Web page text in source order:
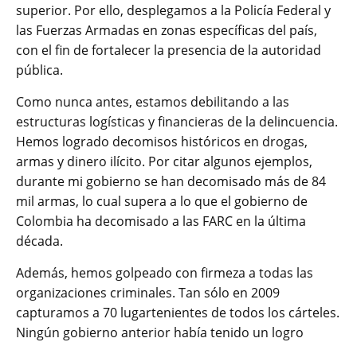
superior. Por ello, desplegamos a la Policía Federal y
las Fuerzas Armadas en zonas específicas del país,
con el fin de fortalecer la presencia de la autoridad
pública.
Como nunca antes, estamos debilitando a las
estructuras logísticas y financieras de la delincuencia.
Hemos logrado decomisos históricos en drogas,
armas y dinero ilícito. Por citar algunos ejemplos,
durante mi gobierno se han decomisado más de 84
mil armas, lo cual supera a lo que el gobierno de
Colombia ha decomisado a las FARC en la última
década.
Además, hemos golpeado con firmeza a todas las
organizaciones criminales. Tan sólo en 2009
capturamos a 70 lugartenientes de todos los cárteles.
Ningún gobierno anterior había tenido un logro